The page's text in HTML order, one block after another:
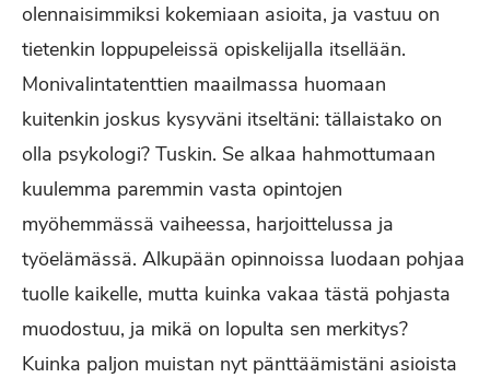
olennaisimmiksi kokemiaan asioita, ja vastuu on
tietenkin loppupeleissä opiskelijalla itsellään.
Monivalintatenttien maailmassa huomaan
kuitenkin joskus kysyväni itseltäni: tällaistako on
olla psykologi? Tuskin. Se alkaa hahmottumaan
kuulemma paremmin vasta opintojen
myöhemmässä vaiheessa, harjoittelussa ja
työelämässä. Alkupään opinnoissa luodaan pohjaa
tuolle kaikelle, mutta kuinka vakaa tästä pohjasta
muodostuu, ja mikä on lopulta sen merkitys?
Kuinka paljon muistan nyt pänttäämistäni asioista